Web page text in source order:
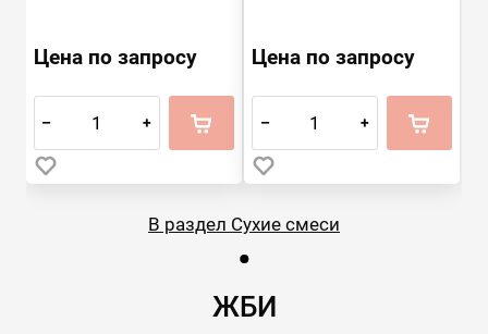
Цена по запросу
– +
Цена по запросу
– +
В раздел Сухие смеси
ЖБИ